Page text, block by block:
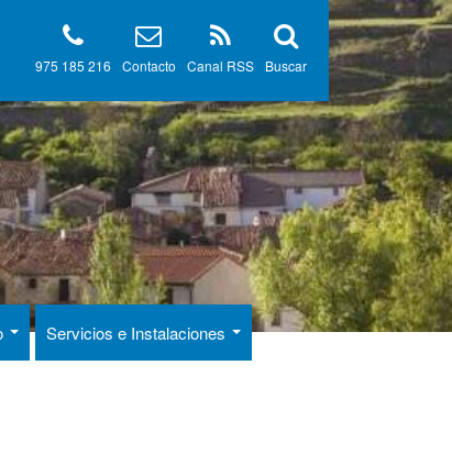
Buscar
Canal RSS
Contacto
975 185 216
Servicios e Instalaciones